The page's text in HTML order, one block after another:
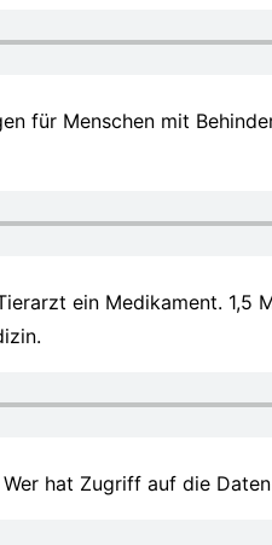
für Menschen mit
ein Medikament.
hat Zugriff auf die